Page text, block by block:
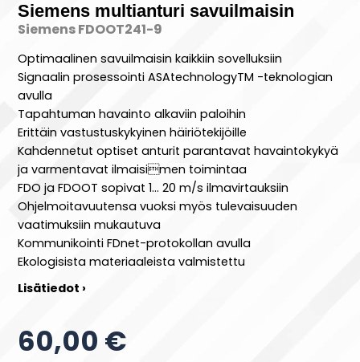
Siemens multianturi savuilmaisin
Siemens FDOOT241-9
Optimaalinen savuilmaisin kaikkiin sovelluksiin
Signaalin prosessointi ASAtechnologyTM -teknologian
avulla
Tapahtuman havainto alkaviin paloihin
Erittäin vastustuskykyinen häiriötekijöille
Kahdennetut optiset anturit parantavat havaintokykyä
ja varmentavat ilmaisimen toimintaa
FDO ja FDOOT sopivat 1… 20 m/s ilmavirtauksiin
Ohjelmoitavuutensa vuoksi myös tulevaisuuden
vaatimuksiin mukautuva
Kommunikointi FDnet-protokollan avulla
Ekologisista materiaaleista valmistettu
Lisätiedot ›
60,00 €